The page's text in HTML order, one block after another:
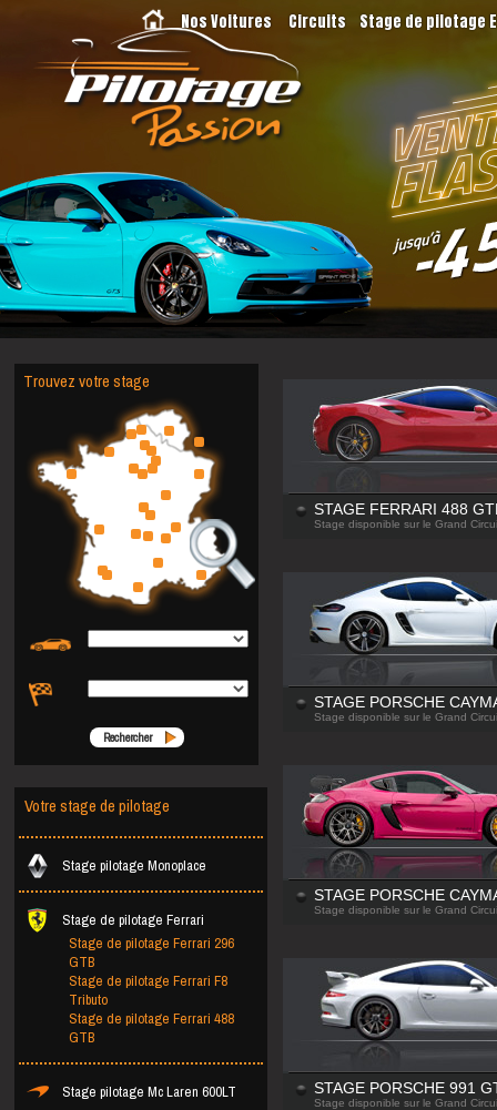
Nos Voitures Circuits Stage de pilotage
Trouvez votre stage
Rechercher
Votre stage de pilotage
Stage pilotage Monoplace
Stage de pilotage Ferrari
Stage de pilotage Ferrari 296
GTB
Stage de pilotage Ferrari F8
Tributo
Stage de pilotage Ferrari 488
GTB
Stage pilotage Mc Laren 600LT
STAGE FERRARI 488
Stage disponible sur le Grand
STAGE PORSCHE
Stage disponible sur le Grand
STAGE PORSCHE
Stage disponible sur le Grand
STAGE PORSCHE 991
Stage disponible sur le Grand